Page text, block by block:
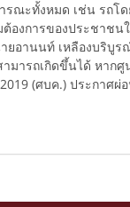
ณะทั้งหมด เช่น รถโด
งการของประชาชน
อานนท์ เหลืองบริบูร
มารถเกิดขึ้นได้ หาก
(ศบค.) ประกาศผ่